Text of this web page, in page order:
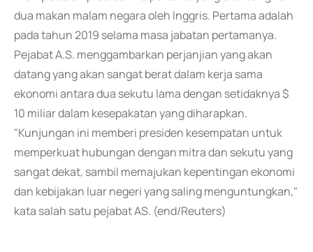
dua makan malam negara oleh Inggris. Pertama adalah
pada tahun 2019 selama masa jabatan pertamanya.
Pejabat A.S. menggambarkan perjanjian yang akan
datang yang akan sangat berat dalam kerja sama
ekonomi antara dua sekutu lama dengan setidaknya $
10 miliar dalam kesepakatan yang diharapkan.
"Kunjungan ini memberi presiden kesempatan untuk
memperkuat hubungan dengan mitra dan sekutu yang
sangat dekat, sambil memajukan kepentingan ekonomi
dan kebijakan luar negeri yang saling menguntungkan,"
kata salah satu pejabat AS. (end/Reuters)